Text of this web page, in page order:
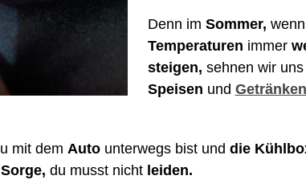
Denn im Sommer,
Temperaturen immer
steigen, sehnen wir
Speisen und Getränken
mit dem Autounterwegs bist und die
du musst nicht leiden.